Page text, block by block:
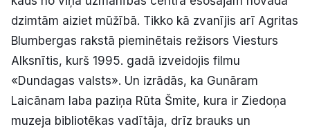
dzimtām aiziet mūžībā. Tikko kā zvanījis arī Agritas
Blumbergas rakstā pieminētais režisors Viesturs
Alksnītis, kurš 1995. gadā izveidojis filmu
«Dundagas valsts». Un izrādās, ka Gunāram
Laicānam laba paziņa Rūta Šmite, kura ir Ziedoņa
muzeja bibliotēkas vadītāja, drīz brauks un